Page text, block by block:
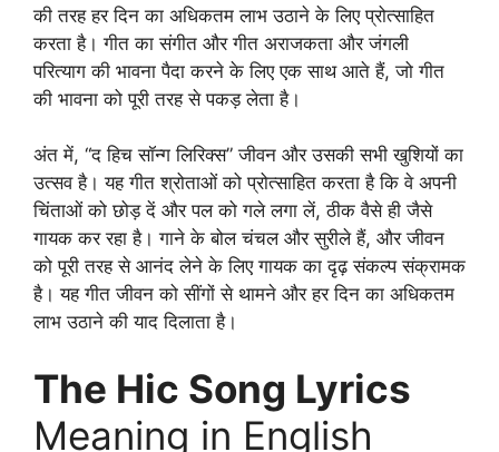
की तरह हर दिन का अधिकतम लाभ उठाने के लिए प्रोत्साहित
करता है। गीत का संगीत और गीत अराजकता और जंगली
परित्याग की भावना पैदा करने के लिए एक साथ आते हैं, जो गीत
की भावना को पूरी तरह से पकड़ लेता है।
अंत में, “द हिच सॉन्ग लिरिक्स” जीवन और उसकी सभी खुशियों का
उत्सव है। यह गीत श्रोताओं को प्रोत्साहित करता है कि वे अपनी
चिंताओं को छोड़ दें और पल को गले लगा लें, ठीक वैसे ही जैसे
गायक कर रहा है। गाने के बोल चंचल और सुरीले हैं, और जीवन
को पूरी तरह से आनंद लेने के लिए गायक का दृढ़ संकल्प संक्रामक
है। यह गीत जीवन को सींगों से थामने और हर दिन का अधिकतम
लाभ उठाने की याद दिलाता है।
The Hic Song Lyrics
Meaning in English